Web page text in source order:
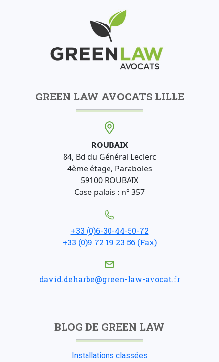
GREEN LAW AVOCATS LILLE
ROUBAIX
84, Bd du Général Leclerc
4ème étage, Paraboles
59100 ROUBAIX
Case palais : n° 357
+33 (0)6-30-44-50-72
+33 (0)9 72 19 23 56 (Fax)
david.deharbe@green-law-avocat.fr
BLOG DE GREEN LAW
Installations classées